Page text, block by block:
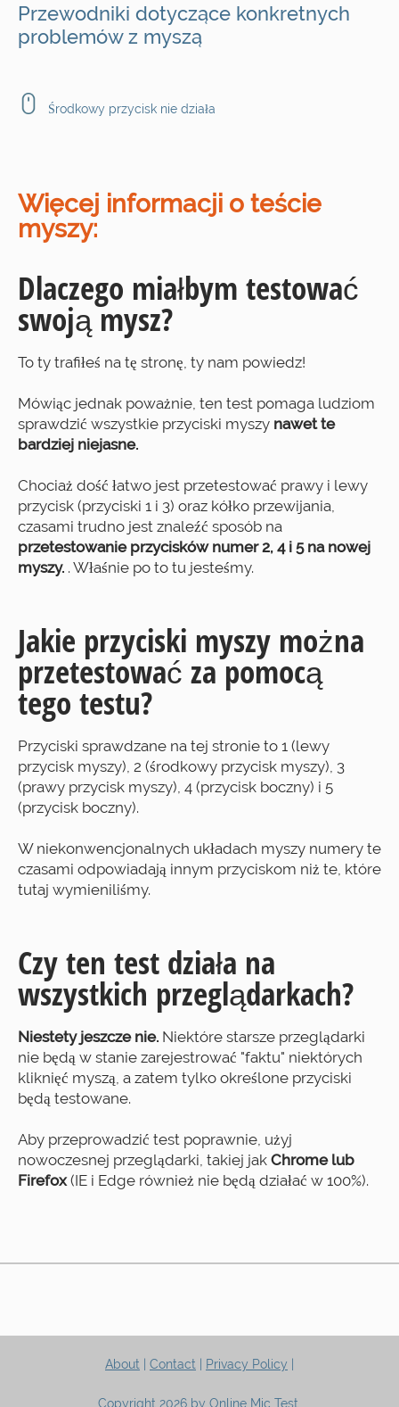
Przewodniki dotyczące konkretnych
problemów z myszą
Środkowy przycisk nie działa
Więcej informacji o teście
myszy:
Dlaczego miałbym testować
swoją mysz?
To ty trafiłeś na tę stronę, ty nam powiedz!
Mówiąc jednak poważnie, ten test pomaga ludziom
sprawdzić wszystkie przyciski myszy nawet te
bardziej niejasne.
Chociaż dość łatwo jest przetestować prawy i lewy
przycisk (przyciski 1 i 3) oraz kółko przewijania,
czasami trudno jest znaleźć sposób na
przetestowanie przycisków numer 2, 4 i 5 na nowej
myszy. . Właśnie po to tu jesteśmy.
Jakie przyciski myszy można
przetestować za pomocą
tego testu?
Przyciski sprawdzane na tej stronie to 1 (lewy
przycisk myszy), 2 (środkowy przycisk myszy), 3
(prawy przycisk myszy), 4 (przycisk boczny) i 5
(przycisk boczny).
W niekonwencjonalnych układach myszy numery te
czasami odpowiadają innym przyciskom niż te, które
tutaj wymieniliśmy.
Czy ten test działa na
wszystkich przeglądarkach?
Niestety jeszcze nie. Niektóre starsze przeglądarki
nie będą w stanie zarejestrować "faktu" niektórych
kliknięć myszą, a zatem tylko określone przyciski
będą testowane.
Aby przeprowadzić test poprawnie, użyj
nowoczesnej przeglądarki, takiej jak Chrome lub
Firefox(IE i Edge również nie będą działać w 100%).
About | Contact | Privacy Policy |
Copyright 2026 by Online Mic Test.